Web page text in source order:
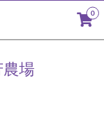
0
場